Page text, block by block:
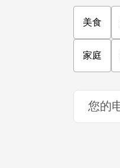
美食
家庭